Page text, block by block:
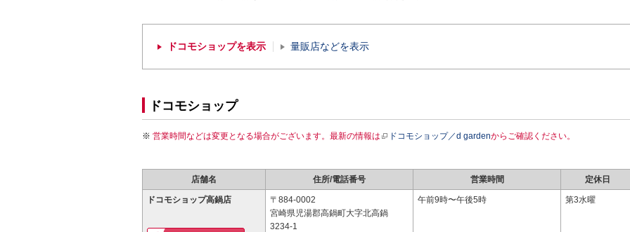
ドコモショップを表示 量販店などを表示
ドコモショップ
営業時間などは変更となる場合がございます。最新の情報は ドコモショップ／d gardenからご確認ください。
店舗名 住所/電話番号 営業時間 定休日
ドコモショップ高鍋店
〒884-0002
宮崎県児湯郡高鍋町大字北高鍋
3234-1
午前9時〜午後5時 第3水曜